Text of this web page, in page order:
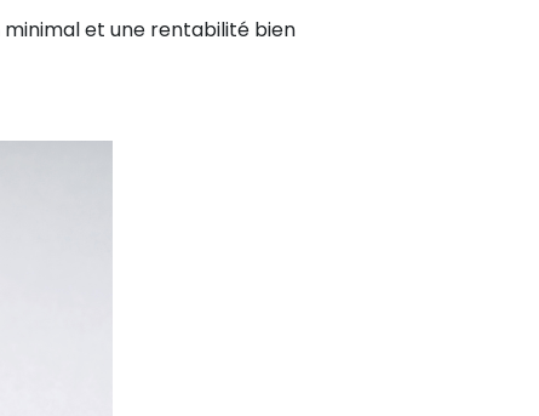
et une rentabilité bien